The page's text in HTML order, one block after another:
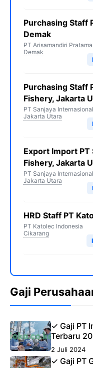
Purchasing Staff
Demak
PT Arisamandiri Pratama
Demak
Purchasing Staff
Fishery, Jakarta
PT Sanjaya
Jakarta Utara
Export Import PT
Fishery, Jakarta
PT Sanjaya
Jakarta Utara
HRD Staff PT
PT Katolec Indonesia
Cikarang
Gaji
✓ Gaji PT
Terbaru
2 Juli 2024
✓ Gaji PT